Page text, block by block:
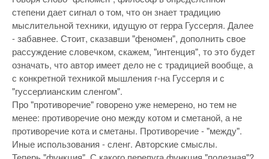
степени дает сигнал о том, что он знает традицию
мыслительной техники, идущую от герра Гуссерля. Далее
- забавнее. Стоит, сказавши "феномен", дополнить свое
рассуждение словечком, скажем, "интенция", то это будет
означать, что автор имеет дело не с традицией вообще, а
с конкретной техникой мышления г-на Гуссерля и с
"гуссерлианским сленгом".
Про "противоречие" говорено уже немерено, но тем не
менее: противоречие оно между котом и сметаной, а не
противоречие кота и сметаны. Противоречие - "между".
Иные использования - сленг. Авторские смыслы.